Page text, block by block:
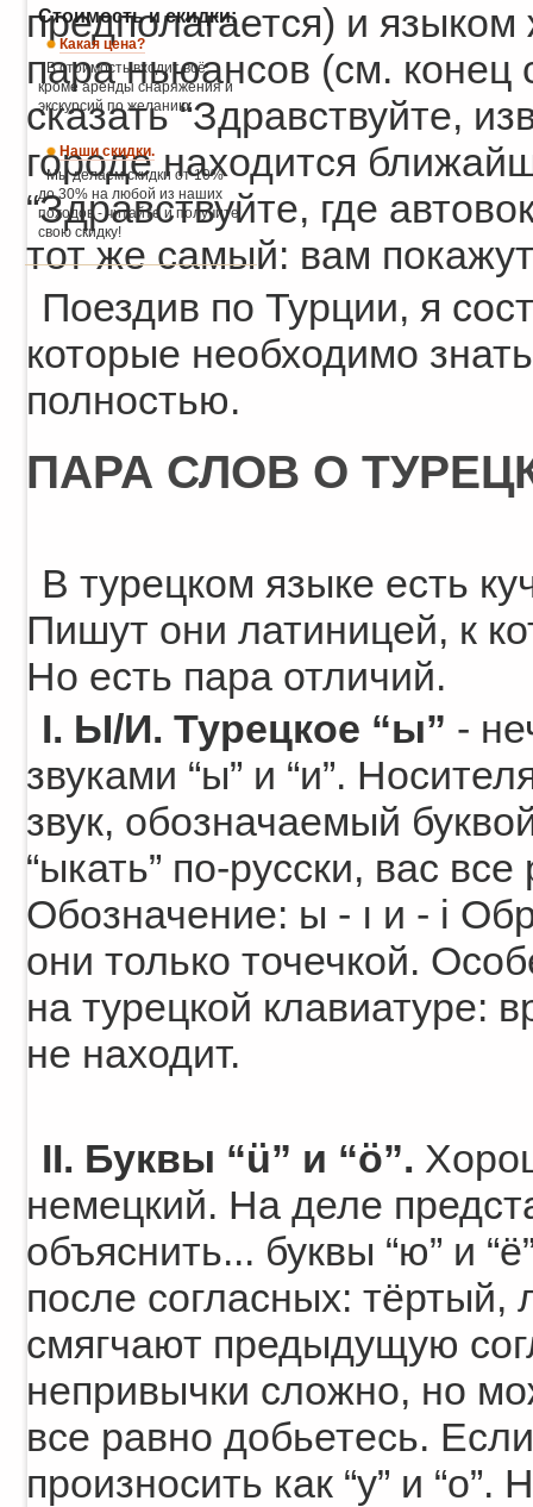
предполагается) и
пара ньюансов (см. конец
сказать “Здравствуйте,
городе находится
“Здравствуйте, где
тот же самый: вам
Поездив по Турции, я
которые необходимо
полностью.
ПАРА СЛОВ О
В турецком языке есть
Пишут они латиницей, к
Но есть пара отличий.
I. Ы/И. Турецкое “ы” -
звуками “ы” и “и”.
звук, обозначаемый
“ыкать” по-русски, вас
Обозначение: ы - ı и - i
они только точечкой.
на турецкой клавиатуре:
не находит.
II. Буквы “ü” и “ö”.
немецкий. На деле
объяснить... буквы “ю” и
после согласных: тёртый,
смягчают предыдущую
непривычки сложно, но
все равно добьетесь.
произносить как “у” и
Стоимость и скидки:
Какая цена?
В стоимость входит всё,
кроме аренды снаряжения и
экскурсий по желанию.
Наши скидки.
Мы делаем скидки от 10%
до 30% на любой из наших
походов - читайте и получите
свою скидку!